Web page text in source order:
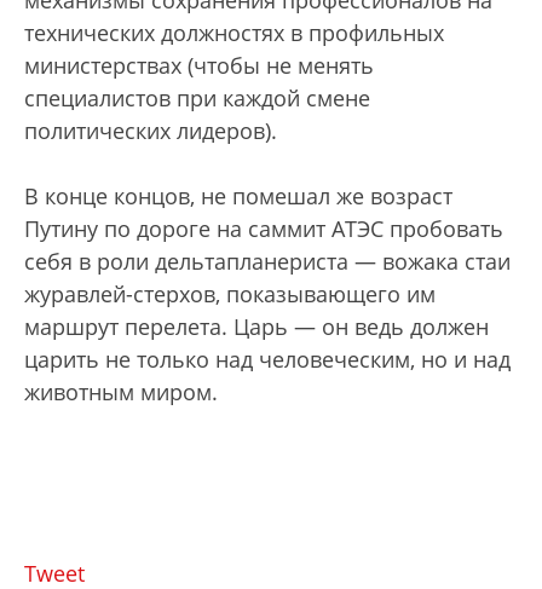
технических должностях в профильных
министерствах (чтобы не менять
специалистов при каждой смене
политических лидеров).
В конце концов, не помешал же возраст
Путину по дороге на саммит АТЭС пробовать
себя в роли дельтапланериста — вожака стаи
журавлей-стерхов, показывающего им
маршрут перелета. Царь — он ведь должен
царить не только над человеческим, но и над
животным миром.
Tweet